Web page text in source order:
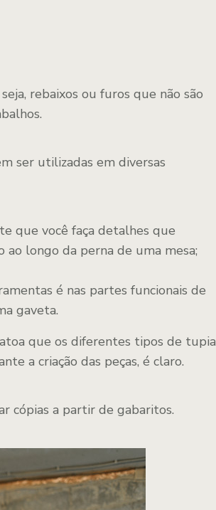
rebaixos ou furos que não são
ser utilizadas em diversas
que você faça detalhes que
longo da perna de uma mesa;
é nas partes funcionais de
gaveta.
que os diferentes tipos de tupia
a criação das peças, é claro.
cópias a partir de gabaritos.